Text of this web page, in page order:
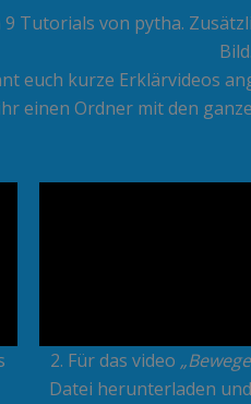
Tutorials von pytha.
Bild.
euch kurze Erklärvideos
einen Ordner mit den
2. Für das video
Datei herunterladen